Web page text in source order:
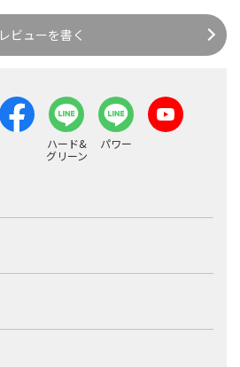
レビューを書く
ハード&
グリーン
パワー